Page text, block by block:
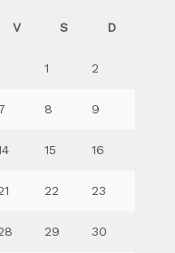
V S D
1 2
8 9
15 16
22 23
29 30